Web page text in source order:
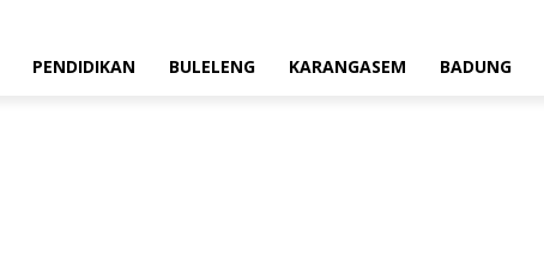
PENDIDIKAN BULELENG KARANGASEM BADUNG